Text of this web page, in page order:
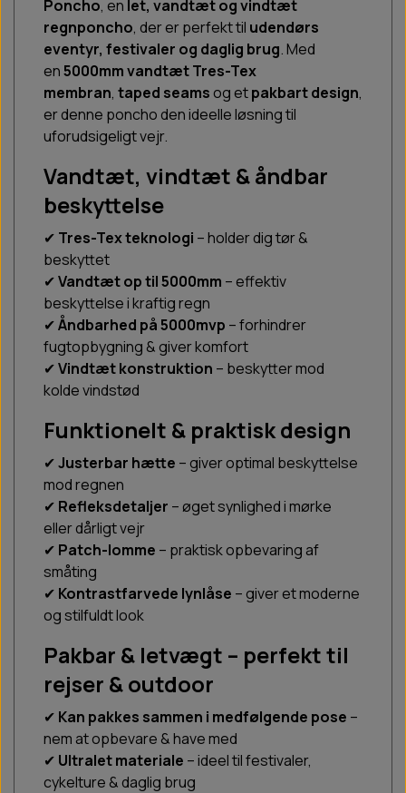
Poncho, en let, vandtæt og vindtæt
regnponcho, der er perfekt til udendørs
eventyr, festivaler og daglig brug. Med
en5000mm vandtæt Tres-Tex
membran, taped seamsog etpakbart design,
er denne poncho den ideelle løsning til
uforudsigeligt vejr.
Vandtæt, vindtæt & åndbar
beskyttelse
✔ Tres-Tex teknologi – holder dig tør &
beskyttet
✔Vandtæt op til 5000mm – effektiv
beskyttelse i kraftig regn
✔Åndbarhed på 5000mvp – forhindrer
fugtopbygning & giver komfort
✔Vindtæt konstruktion – beskytter mod
kolde vindstød
Funktionelt & praktisk design
✔Justerbar hætte – giver optimal beskyttelse
mod regnen
✔ Refleksdetaljer – øget synlighed i mørke
eller dårligt vejr
✔ Patch-lomme – praktisk opbevaring af
småting
✔ Kontrastfarvede lynlåse – giver et moderne
og stilfuldt look
Pakbar & letvægt – perfekt til
rejser & outdoor
✔ Kan pakkes sammen i medfølgende pose –
nem at opbevare & have med
✔ Ultralet materiale – ideel til festivaler,
cykelture & daglig brug